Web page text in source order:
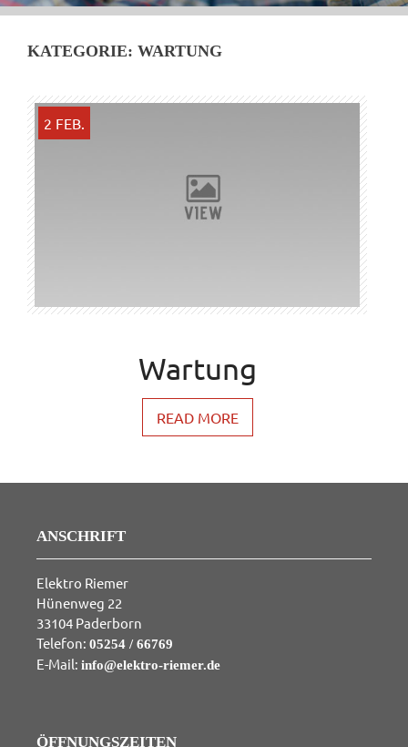
KATEGORIE: WARTUNG
2 FEB.
Wartung
READ MORE
ANSCHRIFT
Elektro Riemer
Hünenweg 22
33104 Paderborn
Telefon: 05254 / 66769
E-Mail: info@elektro-riemer.de
ÖFFNUNGSZEITEN